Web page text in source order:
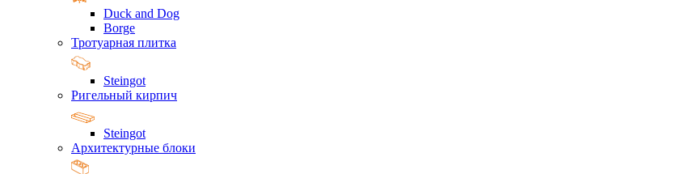
Duck and Dog
Borge
Тротуарная плитка
Steingot
Ригельный кирпич
Steingot
Архитектурные блоки